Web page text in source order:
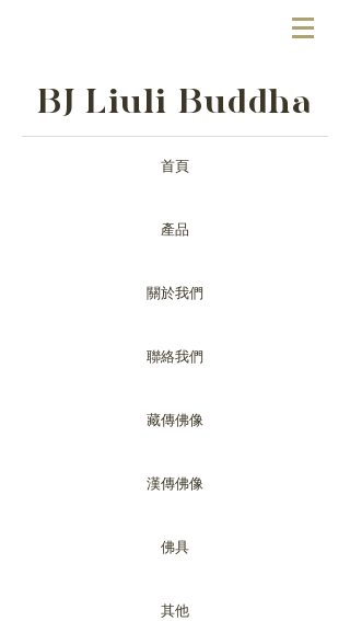
BJ Liuli Buddha
首頁
產品
關於我們
聯絡我們
藏傳佛像
漢傳佛像
佛具
其他